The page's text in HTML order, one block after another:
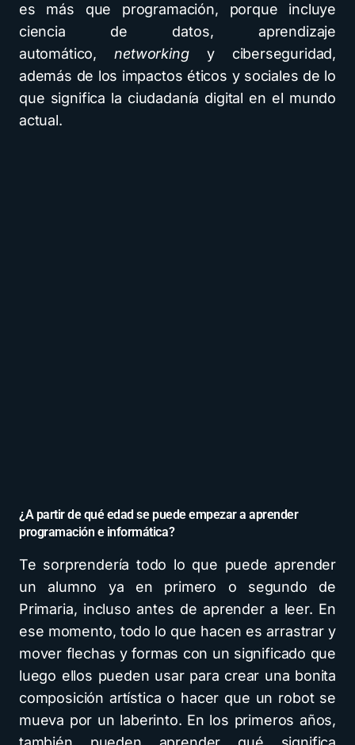
es más que programación, porque incluye
ciencia de datos, aprendizaje
automático,networking y ciberseguridad,
además de los impactos éticos y sociales de lo
que significa la ciudadanía digital en el mundo
actual.
¿A partir de qué edad se puede empezar a aprender
programación e informática?
Te sorprendería todo lo que puede aprender
un alumno ya en primero o segundo de
Primaria, incluso antes de aprender a leer. En
ese momento, todo lo que hacen es arrastrar y
mover flechas y formas con un significado que
luego ellos pueden usar para crear una bonita
composición artística o hacer que un robot se
mueva por un laberinto. En los primeros años,